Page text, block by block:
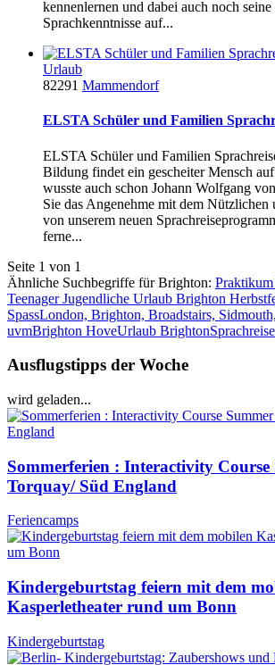
kennenlernen und dabei auch noch seine
Sprachkenntnisse auf...
Urlaub
82291 Mammendorf
ELSTA Schüler und Familien
ELSTA Schüler und Familien
Bildung findet ein gescheiter Mensch
wusste auch schon Johann Wolfgang
Sie das Angenehme mit dem Nützlichen
von unserem neuen
ferne...
Seite 1 von 1
Ähnliche Suchbegriffe für Brighton:
Teenager Jugendliche Urlaub Brighton
SpassLondon, Brighton, Broadstairs,
uvmBrighton HoveUrlaub Brighton
Ausflugstipps der Woche
wird geladen...
Sommerferien : Interactivity Course
Torquay/ Süd England
Feriencamps
Kindergeburtstag feiern mit dem
Kasperletheater rund um Bonn
Kindergeburtstag